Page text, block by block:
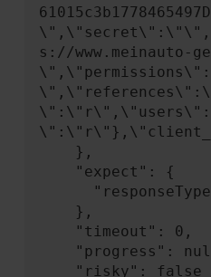
s://www.meinauto-